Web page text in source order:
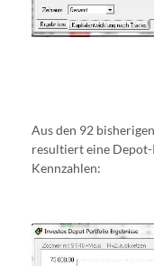
Aus den 92
resultiert eine
Kennzahlen: